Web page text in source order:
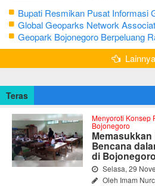
Bupati Resmikan Pusat Informasi
Bojonegoro
Global Geoparks Network
Geosite di Bojonegoro
Geopark Bojonegoro Berpeluang
Global Geopark
Lainnya
Teras
Menyoroti Konsep
Bojonegoro
Bencana
di Bojonegoro
Selasa, 29
Oleh Imam